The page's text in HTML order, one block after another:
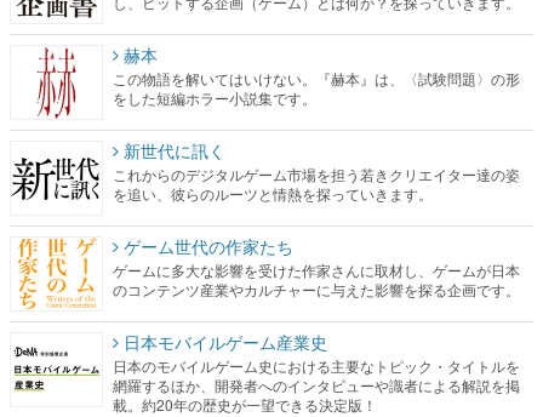
赫本
この物語を解いてはいけない。『赫本』は、〈試験問題〉の形
をした短編ホラー小説集です。
新世代に訊く
これからのデジタルゲーム市場を担う若きクリエイター達の姿
を追い、彼らのルーツと情熱を探っていきます。
ゲーム世代の作家たち
ゲームに多大な影響を受けた作家さんに取材し、ゲームが日本
のコンテンツ産業やカルチャーに与えた影響を探る企画です。
日本モバイルゲーム産業史
日本のモバイルゲーム史における主要なトピック・タイトルを
網羅するほか、開発者へのインタビューや識者による解説を掲
載。約20年の歴史が一望できる決定版！